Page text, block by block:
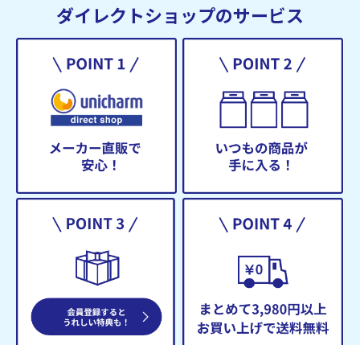
ダイレクトショップのサービス